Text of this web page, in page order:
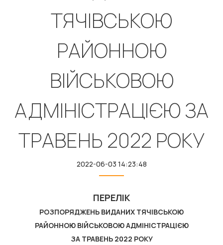
ТЯЧІВСЬКОЮ
РАЙОННОЮ
ВІЙСЬКОВОЮ
АДМІНІСТРАЦІЄЮ ЗА
ТРАВЕНЬ 2022 РОКУ
2022-06-03 14:23:48
ПЕРЕЛІК
РОЗПОРЯДЖЕНЬ ВИДАНИХ ТЯЧІВСЬКОЮ
РАЙОННОЮ ВІЙСЬКОВОЮ АДМІНІСТРАЦІЄЮ
ЗА ТРАВЕНЬ 2022 РОКУ